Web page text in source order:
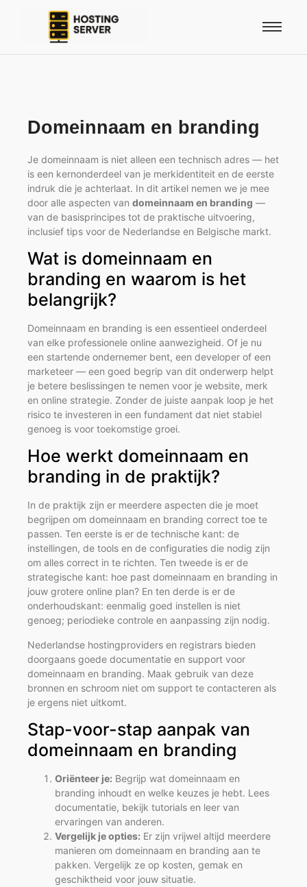
Domeinnaam en branding
Je domeinnaam is niet alleen een technisch adres — het
is een kernonderdeel van je merkidentiteit en de eerste
indruk die je achterlaat. In dit artikel nemen we je mee
door alle aspecten van domeinnaam en branding —
van de basisprincipes tot de praktische uitvoering,
inclusief tips voor de Nederlandse en Belgische markt.
Wat is domeinnaam en
branding en waarom is het
belangrijk?
Domeinnaam en branding is een essentieel onderdeel
van elke professionele online aanwezigheid. Of je nu
een startende ondernemer bent, een developer of een
marketeer — een goed begrip van dit onderwerp helpt
je betere beslissingen te nemen voor je website, merk
en online strategie. Zonder de juiste aanpak loop je het
risico te investeren in een fundament dat niet stabiel
genoeg is voor toekomstige groei.
Hoe werkt domeinnaam en
branding in de praktijk?
In de praktijk zijn er meerdere aspecten die je moet
begrijpen om domeinnaam en branding correct toe te
passen. Ten eerste is er de technische kant: de
instellingen, de tools en de configuraties die nodig zijn
om alles correct in te richten. Ten tweede is er de
strategische kant: hoe past domeinnaam en branding in
jouw grotere online plan? En ten derde is er de
onderhoudskant: eenmalig goed instellen is niet
genoeg; periodieke controle en aanpassing zijn nodig.
Nederlandse hostingproviders en registrars bieden
doorgaans goede documentatie en support voor
domeinnaam en branding. Maak gebruik van deze
bronnen en schroom niet om support te contacteren als
je ergens niet uitkomt.
Stap-voor-stap aanpak van
domeinnaam en branding
Oriënteer je: Begrijp wat domeinnaam en
branding inhoudt en welke keuzes je hebt. Lees
documentatie, bekijk tutorials en leer van
ervaringen van anderen.
Vergelijk je opties: Er zijn vrijwel altijd meerdere
manieren om domeinnaam en branding aan te
pakken. Vergelijk ze op kosten, gemak en
geschiktheid voor jouw situatie.